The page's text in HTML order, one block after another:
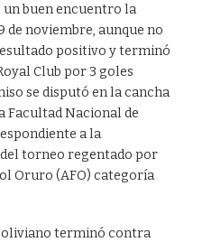
un buen encuentro la
de noviembre, aunque no
positivo y terminó
Club por 3 goles
se disputó en la cancha
Facultad Nacional de
a la
torneo regentado por
Oruro (AFO) categoría
terminó contra